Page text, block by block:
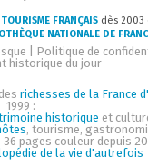
FRANÇAIS dès
NATIONALE DE
Politique de
historique du jour
richesses de la France
1999 :
historique et
, tourisme,
36 pages couleur depuis
de la vie d'autrefois